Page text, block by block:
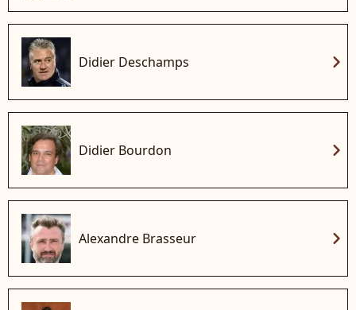
Didier Deschamps chevron_right
Didier Bourdon chevron_right
Alexandre Brasseur chevron_right